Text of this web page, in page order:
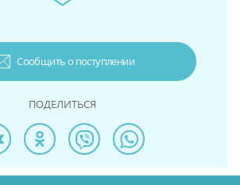
Сообщить о поступлении
ПОДЕЛИТЬСЯ